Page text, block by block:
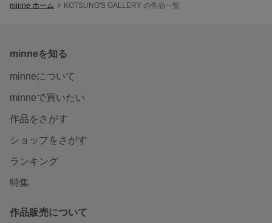
minne ホーム KOTSUNO'S GALLERY の作品一覧
minneを知る
minneについて
minneで買いたい
作品をさがす
ショップをさがす
ランキング
特集
作品販売について